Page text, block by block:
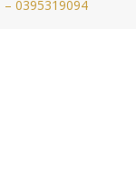
– 0395319094